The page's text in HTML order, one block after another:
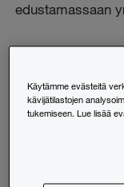
edustamassaan
Jaa: LinkedIn
Kopioi linkki
Käytämme evästeitä
kävijätilastojen
tukemiseen. Lue lisää